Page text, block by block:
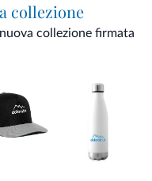
collezione
collezione firmata